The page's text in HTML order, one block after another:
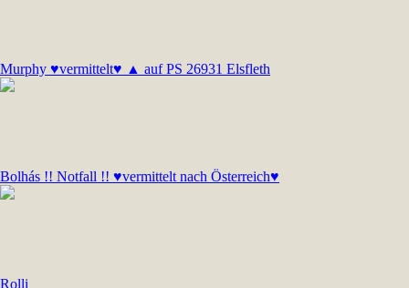
Murphy ♥vermittelt♥ ▲ auf PS 26931 Elsfleth
Bolhás !! Notfall !! ♥vermittelt nach Österreich♥
Rolli